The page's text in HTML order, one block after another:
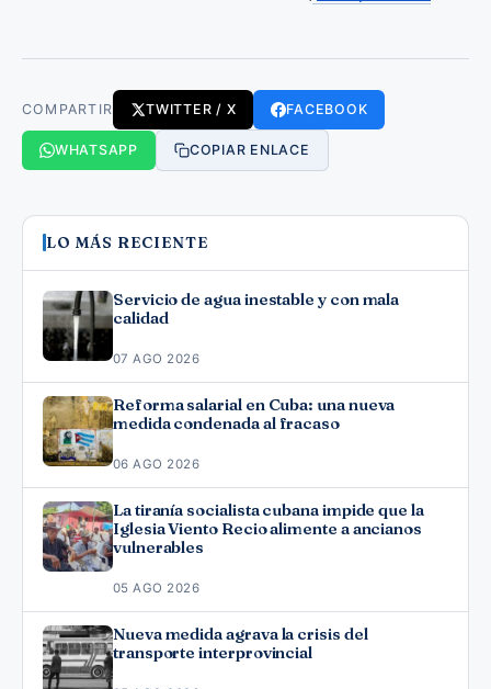
COMPARTIR TWITTER / X FACEBOOK
WHATSAPP COPIAR ENLACE
LO MÁS RECIENTE
Servicio de agua inestable y con mala
calidad
07 AGO 2026
Reforma salarial en Cuba: una nueva
medida condenada al fracaso
06 AGO 2026
La tiranía socialista cubana impide que la
Iglesia Viento Recio alimente a ancianos
vulnerables
05 AGO 2026
Nueva medida agrava la crisis del
transporte interprovincial